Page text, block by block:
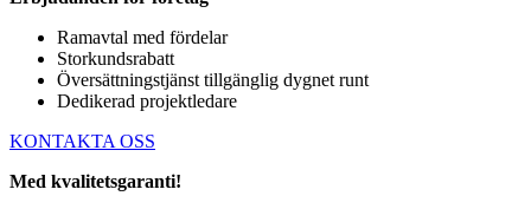
Ramavtal med fördelar
Storkundsrabatt
Översättningstjänst tillgänglig dygnet runt
Dedikerad projektledare
KONTAKTA OSS
Med kvalitetsgaranti!